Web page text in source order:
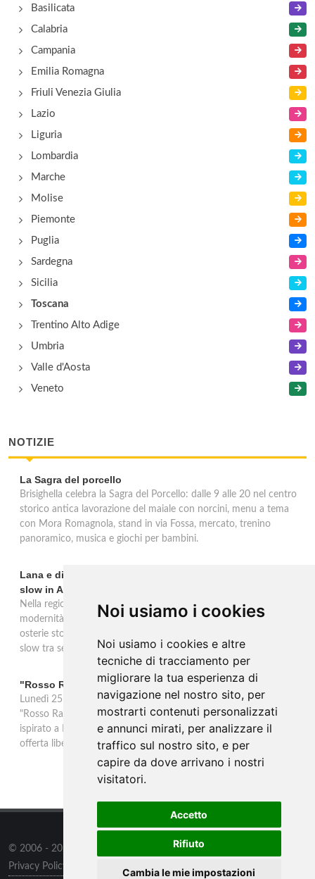
Noi usiamo i cookies
Noi usiamo i cookies e altre
tecniche di tracciamento per
migliorare la tua esperienza di
navigazione nel nostro sito, per
mostrarti contenuti personalizzati
e annunci mirati, per analizzare il
traffico sul nostro sito, e per
capire da dove arrivano i nostri
visitatori.
Accetto
Rifiuto
Cambia le mie impostazioni
Basilicata
Calabria
Campania
Emilia Romagna
Friuli Venezia Giulia
Lazio
Liguria
Lombardia
Marche
Molise
Piemonte
Puglia
Sardegna
Sicilia
Toscana
Trentino Alto Adige
Umbria
Valle d'Aosta
Veneto
NOTIZIE
La Sagra del porcello
Brisighella celebra la Sagra del Porcello: dalle 9 alle 20 nel centro
storico antica lavorazione del maiale con norcini, menu a tema
con Mora Romagnola, stand in via Fossa, mercato, trenino
panoramico, musica e giochi per bambini.
Lana e dintorni: Törggelen, vini d'eccellenza e vacanze
slow in Alto Adige
Nella regione di Lana in Alto Adige tradizione contadina e
modernità si fondono in un'esperienza autentica. Törggelen nelle
osterie storiche, vini da antiche tradizioni vitivinicole e vacanze
slow tra sentieri delle rogge e produttori locali.
"Rosso Rame" in scena a Collepasso il 25 agosto
Lunedì 25 agosto al Palazzo Baronale di Collepasso va in scena
"Rosso Rame", spettacolo di Mary Negro e Gabriele Polimeno
ispirato a Dario Fo e Franca Rame. Ingresso con prenotazione e
offerta libera alle ore 21.
© 2006 - 2026
all rights reserved.
Privacy Policy
Preferenze sui Cookies